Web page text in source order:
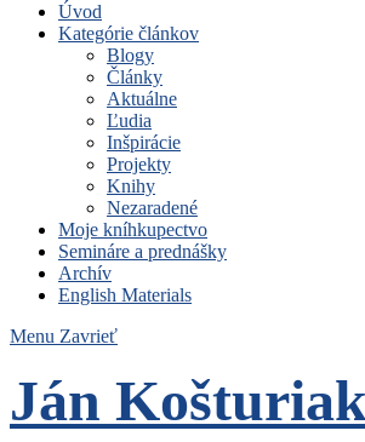
Úvod
Kategórie článkov
Blogy
Články
Aktuálne
Ľudia
Inšpirácie
Projekty
Knihy
Nezaradené
Moje kníhkupectvo
Semináre a prednášky
Archív
English Materials
Menu Zavrieť
Ján